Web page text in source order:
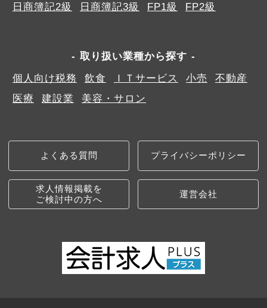
日商簿記2級
日商簿記3級 FP1級 FP2級
取り扱い業種から探す
個人向け税務
飲食 ＩＴサービス 小売
不動産
医療
建設業 美容・サロン
よくある質問 プライバシーポリシー
求人情報掲載を
ご検討中の方へ
運営会社